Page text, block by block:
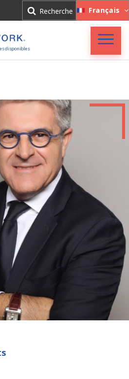
Recherche Français
disponibles
Accueil
Actualités
Connexion